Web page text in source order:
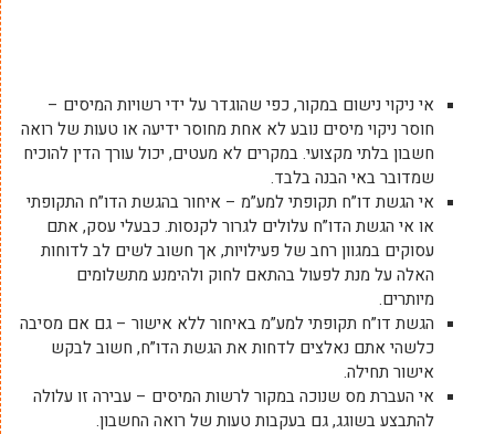
אי ניקוי נישום במקור, כפי שהוגדר על ידי רשויות המיסים –
חוסר ניקוי מיסים נובע לא אחת מחוסר ידיעה או טעות של רואה
חשבון בלתי מקצועי. במקרים לא מעטים, יכול עורך הדין להוכיח
שמדובר באי הבנה בלבד.
אי הגשת דו”ח תקופתי למע”מ – איחור בהגשת הדו”ח התקופתי
או אי הגשת הדו”ח עלולים לגרור לקנסות. כבעלי עסק, אתם
עסוקים במגוון רחב של פעילויות, אך חשוב לשים לב לדוחות
האלה על מנת לפעול בהתאם לחוק ולהימנע מתשלומים
מיותרים.
הגשת דו”ח תקופתי למע”מ באיחור ללא אישור – גם אם מסיבה
כלשהי אתם נאלצים לדחות את הגשת הדו”ח, חשוב לבקש
אישור תחילה.
אי העברת מס שנוכה במקור לרשות המיסים – עבירה זו עלולה
להתבצע בשוגג, גם בעקבות טעות של רואה החשבון.